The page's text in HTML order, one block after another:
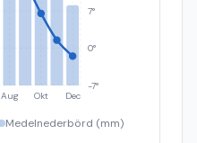
Aug Okt Dec
-7°
0°
7°
Medelnederbörd (mm)